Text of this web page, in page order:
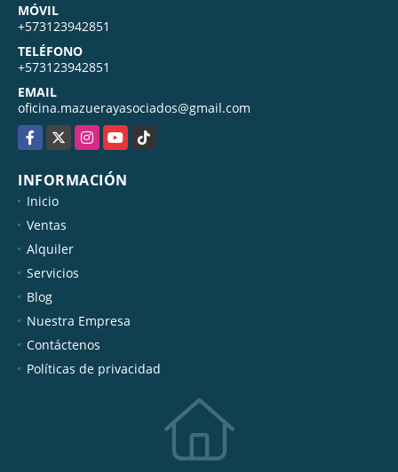
MÓVIL
+573123942851
TELÉFONO
+573123942851
EMAIL
oficina.mazuerayasociados@gmail.com
Facebook
X InstagramYouTubeTikTok
INFORMACIÓN
Inicio
Ventas
Alquiler
Servicios
Blog
Nuestra Empresa
Contáctenos
Políticas de privacidad